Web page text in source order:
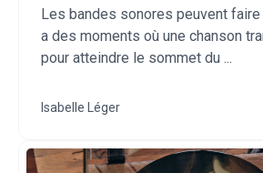
Les bandes sonores peuvent
a des moments où une chanson
pour atteindre le sommet du ...
Isabelle Léger